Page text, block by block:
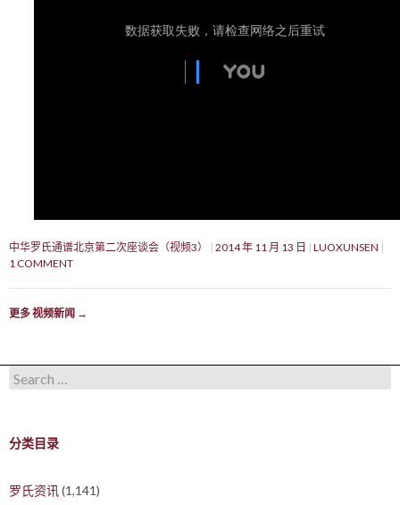
中华罗氏通谱北京第二次座谈会（视频3） 2014 年 11 月 13 日
LUOXUNSEN
1 COMMENT
更多 视频新闻 →
Search for:
分类目录
罗氏资讯(1,141)